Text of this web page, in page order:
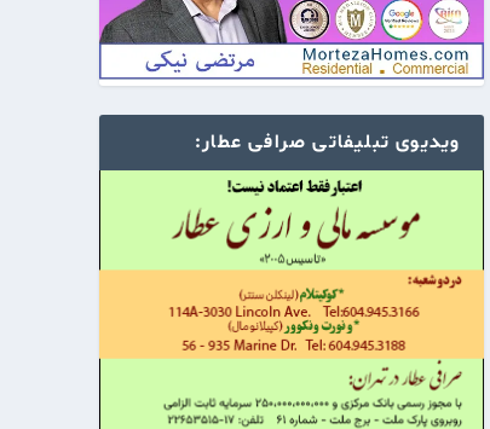
ویدیوی تبلیفاتی صرافی عطار: